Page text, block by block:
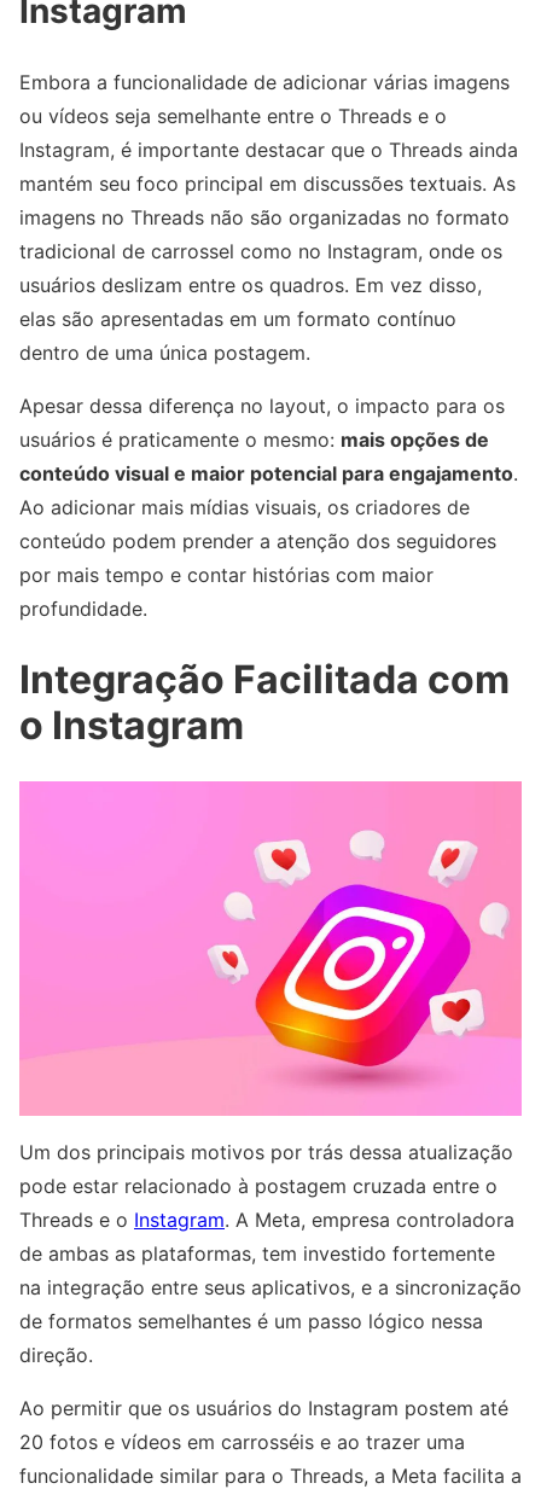
Instagram
Embora a funcionalidade de adicionar várias imagens
ou vídeos seja semelhante entre o Threads e o
Instagram, é importante destacar que o Threads ainda
mantém seu foco principal em discussões textuais. As
imagens no Threads não são organizadas no formato
tradicional de carrossel como no Instagram, onde os
usuários deslizam entre os quadros. Em vez disso,
elas são apresentadas em um formato contínuo
dentro de uma única postagem.
Apesar dessa diferença no layout, o impacto para os
usuários é praticamente o mesmo: mais opções de
conteúdo visual e maior potencial para engajamento.
Ao adicionar mais mídias visuais, os criadores de
conteúdo podem prender a atenção dos seguidores
por mais tempo e contar histórias com maior
profundidade.
Integração Facilitada com
o Instagram
Um dos principais motivos por trás dessa atualização
pode estar relacionado à postagem cruzada entre o
Threads e o Instagram. A Meta, empresa controladora
de ambas as plataformas, tem investido fortemente
na integração entre seus aplicativos, e a sincronização
de formatos semelhantes é um passo lógico nessa
direção.
Ao permitir que os usuários do Instagram postem até
20 fotos e vídeos em carrosséis e ao trazer uma
funcionalidade similar para o Threads, a Meta facilita a